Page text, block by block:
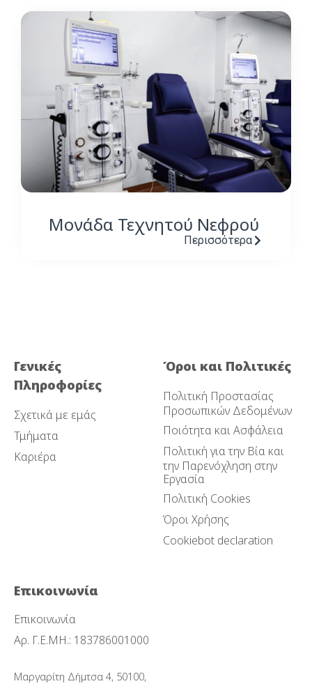
Μονάδα Τεχνητού Νεφρού
Περισσότερα
Γενικές
Πληροφορίες
Σχετικά με εμάς
Τμήματα
Καριέρα
Όροι και Πολιτικές
Πολιτική Προστασίας
Προσωπικών Δεδομένων
Ποιότητα και Ασφάλεια
Πολιτική για την Βία και
την Παρενόχληση στην
Εργασία
Πολιτική Cookies
Όροι Χρήσης
Cookiebot declaration
Επικοινωνία
Επικοινωνία
Αρ. Γ.Ε.ΜΗ.: 183786001000
Μαργαρίτη Δήμτσα 4, 50100,